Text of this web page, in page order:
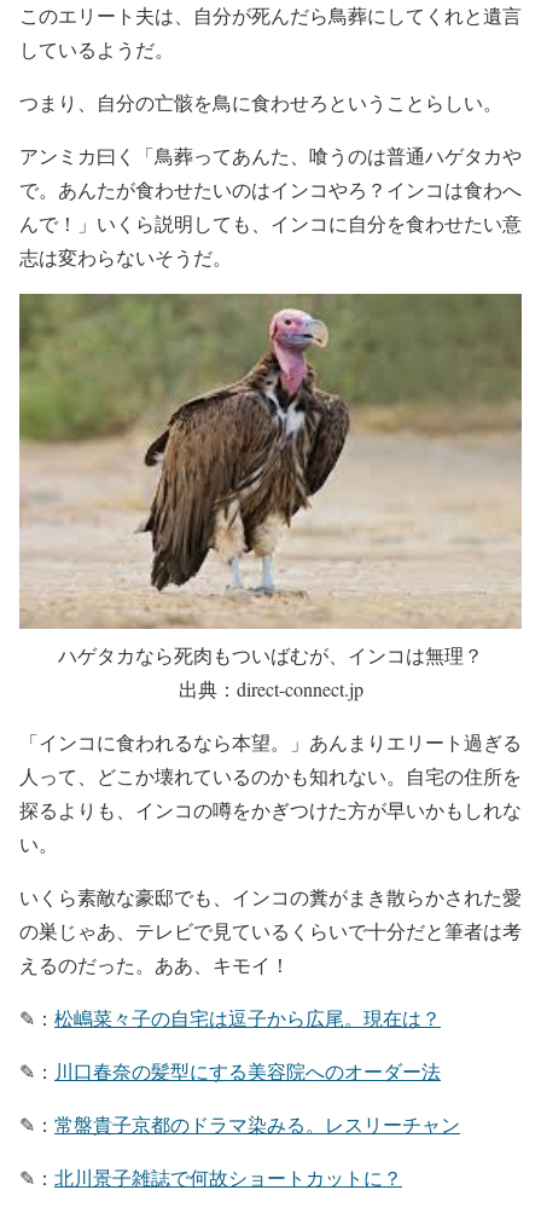
このエリート夫は、自分が死んだら鳥葬にしてくれと遺言
しているようだ。
つまり、自分の亡骸を鳥に食わせろということらしい。
アンミカ曰く「鳥葬ってあんた、喰うのは普通ハゲタカや
で。あんたが食わせたいのはインコやろ？インコは食わへ
んで！」いくら説明しても、インコに自分を食わせたい意
志は変わらないそうだ。
ハゲタカなら死肉もついばむが、インコは無理？
出典：direct-connect.jp
「インコに食われるなら本望。」あんまりエリート過ぎる
人って、どこか壊れているのかも知れない。自宅の住所を
探るよりも、インコの噂をかぎつけた方が早いかもしれな
い。
いくら素敵な豪邸でも、インコの糞がまき散らかされた愛
の巣じゃあ、テレビで見ているくらいで十分だと筆者は考
えるのだった。ああ、キモイ！
✎： 松嶋菜々子の自宅は逗子から広尾。現在は？
✎： 川口春奈の髪型にする美容院へのオーダー法
✎： 常盤貴子京都のドラマ染みる。レスリーチャン
✎： 北川景子雑誌で何故ショートカットに？